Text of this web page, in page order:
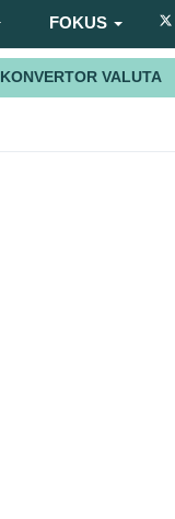
FOKUS
KONVERTOR VALUTA